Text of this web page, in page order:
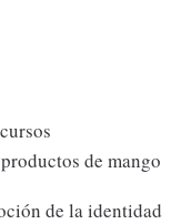
de mango
de la identidad